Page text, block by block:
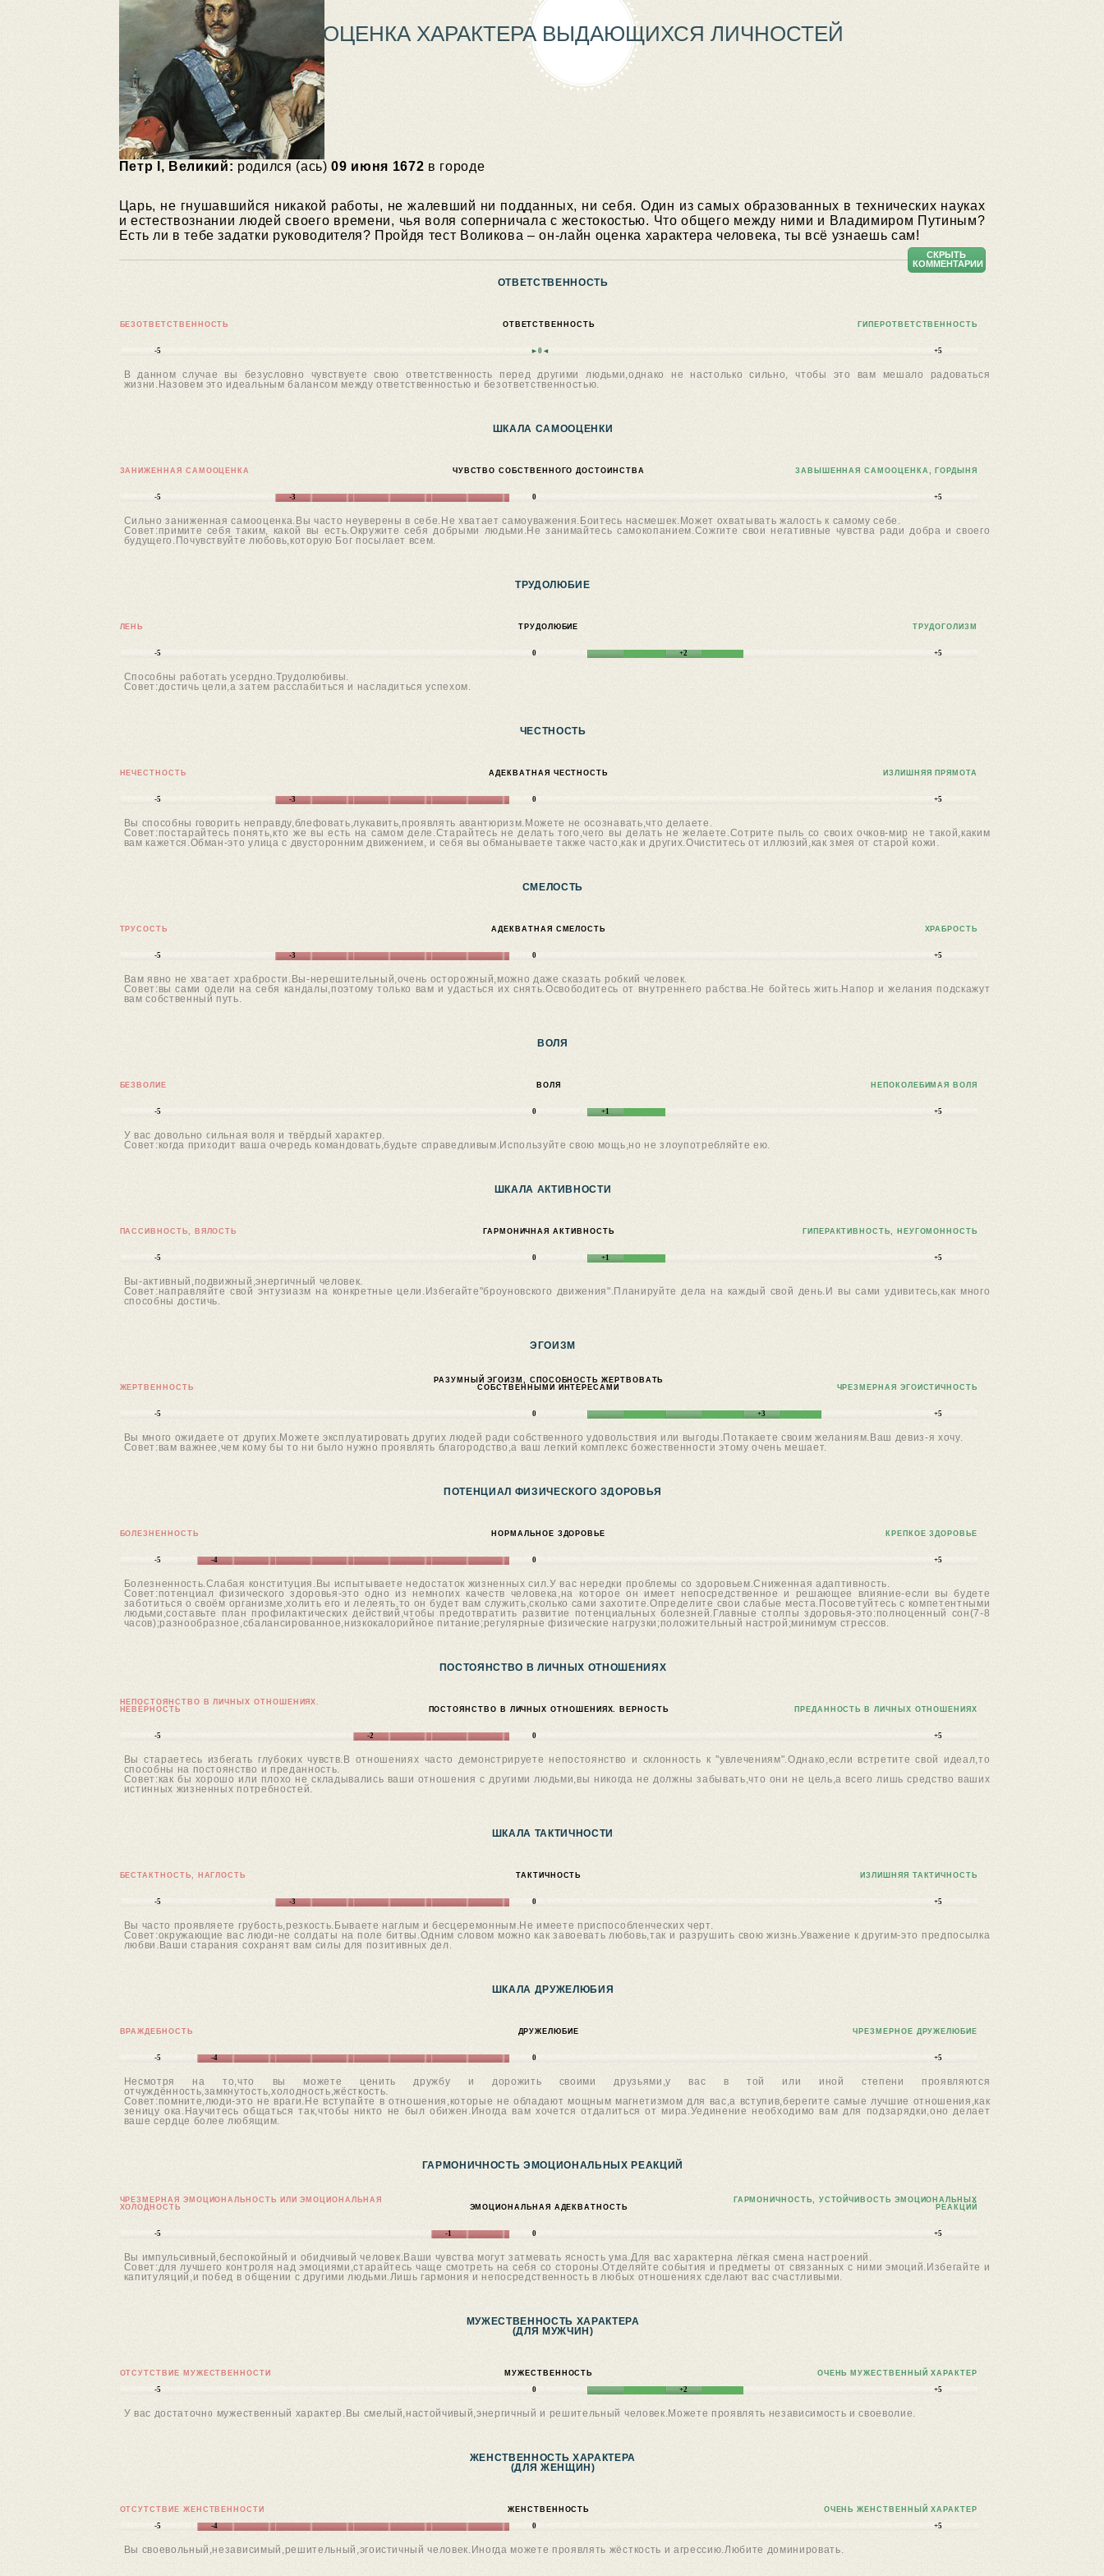
ОЦЕНКА ХАРАКТЕРА ВЫДАЮЩИХСЯ ЛИЧНОСТЕЙ
Петр I, Великий: родился (ась)09 июня 1672 в городе
Царь, не гнушавшийся никакой работы, не жалевший ни подданных, ни себя. Один из самых образованных в технических науках
и естествознании людей своего времени, чья воля соперничала с жестокостью. Что общего между ними и Владимиром Путиным?
Есть ли в тебе задатки руководителя? Пройдя тест Воликова – он-лайн оценка характера человека, ты всё узнаешь сам!
СКРЫТЬ
КОММЕНТАРИИ
ОТВЕТСТВЕННОСТЬ
БЕЗОТВЕТСТВЕННОСТЬ ОТВЕТСТВЕННОСТЬ ГИПЕРОТВЕТСТВЕННОСТЬ
-5 ►0◄ +5
В данном случае вы безусловно чувствуете свою ответственность перед другими людьми,однако не настолько сильно, чтобы это вам мешало радоваться
жизни.Назовем это идеальным балансом между ответственностью и безответственностью.
ШКАЛА САМООЦЕНКИ
ЗАНИЖЕННАЯ САМООЦЕНКА ЧУВСТВО СОБСТВЕННОГО ДОСТОИНСТВА ЗАВЫШЕННАЯ САМООЦЕНКА, ГОРДЫНЯ
-5 -3 0 +5
Сильно заниженная самооценка.Вы часто неуверены в себе.Не хватает самоуважения.Боитесь насмешек.Может охватывать жалость к самому себе.
Совет:примите себя таким, какой вы есть.Окружите себя добрыми людьми.Не занимайтесь самокопанием.Сожгите свои негативные чувства ради добра и своего
будущего.Почувствуйте любовь,которую Бог посылает всем.
ТРУДОЛЮБИЕ
ЛЕНЬ ТРУДОЛЮБИЕ ТРУДОГОЛИЗМ
-5 0 +2 +5
Способны работать усердно.Трудолюбивы.
Совет:достичь цели,а затем расслабиться и насладиться успехом.
ЧЕСТНОСТЬ
НЕЧЕСТНОСТЬ АДЕКВАТНАЯ ЧЕСТНОСТЬ ИЗЛИШНЯЯ ПРЯМОТА
-5 -3 0 +5
Вы способны говорить неправду,блефовать,лукавить,проявлять авантюризм.Можете не осознавать,что делаете.
Совет:постарайтесь понять,кто же вы есть на самом деле.Старайтесь не делать того,чего вы делать не желаете.Сотрите пыль со своих очков-мир не такой,каким
вам кажется.Обман-это улица с двусторонним движением, и себя вы обманываете также часто,как и других.Очиститесь от иллюзий,как змея от старой кожи.
СМЕЛОСТЬ
ТРУСОСТЬ АДЕКВАТНАЯ СМЕЛОСТЬ ХРАБРОСТЬ
-5 -3 0 +5
Вам явно не хватает храбрости.Вы-нерешительный,очень осторожный,можно даже сказать робкий человек.
Совет:вы сами одели на себя кандалы,поэтому только вам и удасться их снять.Освободитесь от внутреннего рабства.Не бойтесь жить.Напор и желания подскажут
вам собственный путь.
ВОЛЯ
БЕЗВОЛИЕ ВОЛЯ НЕПОКОЛЕБИМАЯ ВОЛЯ
-5 0 +1 +5
У вас довольно сильная воля и твёрдый характер.
Совет:когда приходит ваша очередь командовать,будьте справедливым.Используйте свою мощь,но не злоупотребляйте ею.
ШКАЛА АКТИВНОСТИ
ПАССИВНОСТЬ, ВЯЛОСТЬ ГАРМОНИЧНАЯ АКТИВНОСТЬ ГИПЕРАКТИВНОСТЬ, НЕУГОМОННОСТЬ
-5 0 +1 +5
Вы-активный,подвижный,энергичный человек.
Совет:направляйте свой энтузиазм на конкретные цели.Избегайте"броуновского движения".Планируйте дела на каждый свой день.И вы сами удивитесь,как много
способны достичь.
ЭГОИЗМ
ЖЕРТВЕННОСТЬ
РАЗУМНЫЙ ЭГОИЗМ, СПОСОБНОСТЬ ЖЕРТВОВАТЬ
СОБСТВЕННЫМИ ИНТЕРЕСАМИ
ЧРЕЗМЕРНАЯ ЭГОИСТИЧНОСТЬ
-5 0 +3 +5
Вы много ожидаете от других.Можете эксплуатировать других людей ради собственного удовольствия или выгоды.Потакаете своим желаниям.Ваш девиз-я хочу.
Совет:вам важнее,чем кому бы то ни было нужно проявлять благородство,а ваш легкий комплекс божественности этому очень мешает.
ПОТЕНЦИАЛ ФИЗИЧЕСКОГО ЗДОРОВЬЯ
БОЛЕЗНЕННОСТЬ НОРМАЛЬНОЕ ЗДОРОВЬЕ КРЕПКОЕ ЗДОРОВЬЕ
-5 -4 0 +5
Болезненность.Слабая конституция.Вы испытываете недостаток жизненных сил.У вас нередки проблемы со здоровьем.Сниженная адаптивность.
Совет:потенциал физического здоровья-это одно из немногих качеств человека,на которое он имеет непосредственное и решающее влияние-если вы будете
заботиться о своём организме,холить его и лелеять,то он будет вам служить,сколько сами захотите.Определите свои слабые места.Посоветуйтесь с компетентными
людьми,составьте план профилактических действий,чтобы предотвратить развитие потенциальных болезней.Главные столпы здоровья-это:полноценный сон(7-8
часов);разнообразное,сбалансированное,низкокалорийное питание;регулярные физические нагрузки;положительный настрой;минимум стрессов.
ПОСТОЯНСТВО В ЛИЧНЫХ ОТНОШЕНИЯХ
НЕПОСТОЯНСТВО В ЛИЧНЫХ ОТНОШЕНИЯХ.
НЕВЕРНОСТЬ
ПОСТОЯНСТВО В ЛИЧНЫХ ОТНОШЕНИЯХ. ВЕРНОСТЬ ПРЕДАННОСТЬ В ЛИЧНЫХ ОТНОШЕНИЯХ
-5 -2 0 +5
Вы стараетесь избегать глубоких чувств.В отношениях часто демонстрируете непостоянство и склонность к "увлечениям".Однако,если встретите свой идеал,то
способны на постоянство и преданность.
Совет:как бы хорошо или плохо не складывались ваши отношения с другими людьми,вы никогда не должны забывать,что они не цель,а всего лишь средство ваших
истинных жизненных потребностей.
ШКАЛА ТАКТИЧНОСТИ
БЕСТАКТНОСТЬ, НАГЛОСТЬ ТАКТИЧНОСТЬ ИЗЛИШНЯЯ ТАКТИЧНОСТЬ
-5 -3 0 +5
Вы часто проявляете грубость,резкость.Бываете наглым и бесцеремонным.Не имеете приспособленческих черт.
Совет:окружающие вас люди-не солдаты на поле битвы.Одним словом можно как завоевать любовь,так и разрушить свою жизнь.Уважение к другим-это предпосылка
любви.Ваши старания сохранят вам силы для позитивных дел.
ШКАЛА ДРУЖЕЛЮБИЯ
ВРАЖДЕБНОСТЬ ДРУЖЕЛЮБИЕ ЧРЕЗМЕРНОЕ ДРУЖЕЛЮБИЕ
-5 -4 0 +5
Несмотря на то,что вы можете ценить дружбу и дорожить своими друзьями,у вас в той или иной степени проявляются
отчуждённость,замкнутость,холодность,жёсткость.
Совет:помните,люди-это не враги.Не вступайте в отношения,которые не обладают мощным магнетизмом для вас,а вступив,берегите самые лучшие отношения,как
зеницу ока.Научитесь общаться так,чтобы никто не был обижен.Иногда вам хочется отдалиться от мира.Уединение необходимо вам для подзарядки,оно делает
ваше сердце более любящим.
ГАРМОНИЧНОСТЬ ЭМОЦИОНАЛЬНЫХ РЕАКЦИЙ
ЧРЕЗМЕРНАЯ ЭМОЦИОНАЛЬНОСТЬ ИЛИ ЭМОЦИОНАЛЬНАЯ
ХОЛОДНОСТЬ
ЭМОЦИОНАЛЬНАЯ АДЕКВАТНОСТЬ
ГАРМОНИЧНОСТЬ, УСТОЙЧИВОСТЬ ЭМОЦИОНАЛЬНЫХ
РЕАКЦИЙ
-5 -1 0 +5
Вы импульсивный,беспокойный и обидчивый человек.Ваши чувства могут затмевать ясность ума.Для вас характерна лёгкая смена настроений.
Совет:для лучшего контроля над эмоциями,старайтесь чаще смотреть на себя со стороны.Отделяйте события и предметы от связанных с ними эмоций.Избегайте и
капитуляций,и побед в общении с другими людьми.Лишь гармония и непосредственность в любых отношениях сделают вас счастливыми.
МУЖЕСТВЕННОСТЬ ХАРАКТЕРА
(ДЛЯ МУЖЧИН)
ОТСУТСТВИЕ МУЖЕСТВЕННОСТИ МУЖЕСТВЕННОСТЬ
ОЧЕНЬ МУЖЕСТВЕННЫЙ ХАРАКТЕР
-5
0 +2 +5
У вас достаточно мужественный характер.Вы смелый,настойчивый,энергичный и решительный человек.Можете проявлять независимость и своеволие.
ЖЕНСТВЕННОСТЬ ХАРАКТЕРА
(ДЛЯ ЖЕНЩИН)
ОТСУТСТВИЕ ЖЕНСТВЕННОСТИ ЖЕНСТВЕННОСТЬ
ОЧЕНЬ ЖЕНСТВЕННЫЙ ХАРАКТЕР
-5
-4 0 +5
Вы своевольный,независимый,решительный,эгоистичный человек.Иногда можете проявлять жёсткость и агрессию.Любите доминировать.